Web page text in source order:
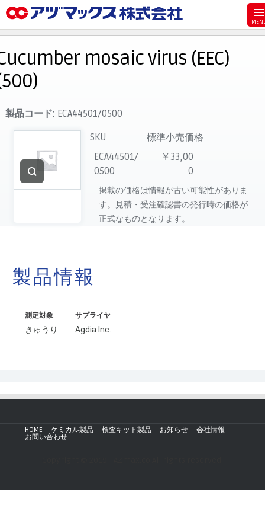
お気に入り
お買い物カゴ
ご注文
マイページ
主要取扱ブランド
代理店一覧
製品検索
mosaic virus (EEC)
製品コード: ECA44501/0500
SKU
標準小売価格
ECA44501/
0500
￥33,00
0
掲載の価格は情報が古い可能性がありま
す。見積・受注確認書の発行時の価格が
正式なものとなります。
製品情報
測定対象
きゅうり
サプライヤ
Agdia Inc.
HOME ケミカル製品 検査キット製品 お知らせ
会社情報
お問い合わせ